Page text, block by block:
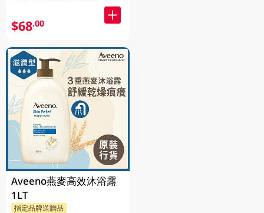
$68.00
Aveeno燕麥高效沐浴露
1LT
指定品牌送贈品